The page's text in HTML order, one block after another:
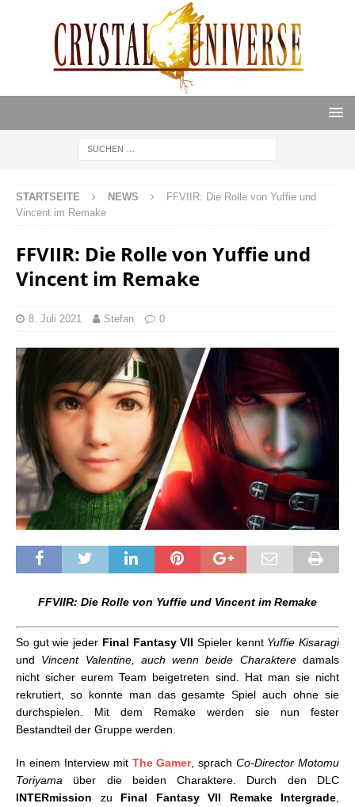
STARTSEITE NEWS
FFVIIR: Die Rolle von Yuffie und
Vincent im Remake
FFVIIR: Die Rolle von Yuffie und
Vincent im Remake
8. Juli 2021 Stefan 0
FFVIIR: Die Rolle von Yuffie und Vincent im Remake
So gut wie jeder Final Fantasy VII Spieler kennt Yuffie Kisaragi
und Vincent Valentine, auch wenn beide Charakteredamals
nicht sicher eurem Team beigetreten sind. Hat man sie nicht
rekrutiert, so konnte man das gesamte Spiel auch ohne sie
durchspielen. Mit dem Remake werden sie nun fester
Bestandteil der Gruppe werden.
In einem Interview mit The Gamer, sprachCo-Director Motomu
Toriyama über die beiden Charaktere. Durch den DLC
INTERmission zu Final Fantasy VII Remake Intergrade